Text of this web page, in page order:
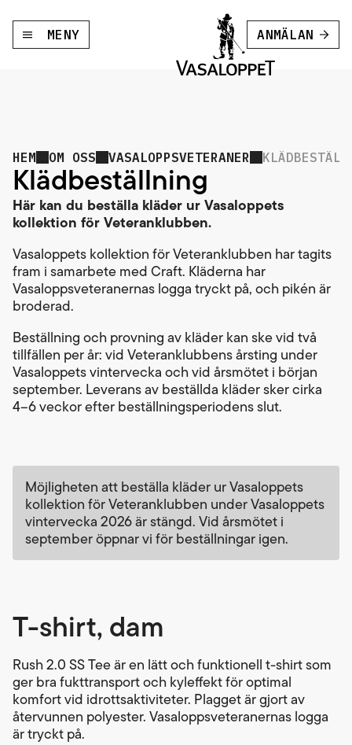
MENY ANMÄLAN
HEM OM OSS VASALOPPSVETERANER
Klädbeställning
Här kan du beställa kläder ur Vasaloppets
kollektion för Veteranklubben.
Vasaloppets kollektion för Veteranklubben har tagits
fram i samarbete med Craft. Kläderna har
Vasaloppsveteranernas logga tryckt på, och pikén är
broderad.
Beställning och provning av kläder kan ske vid två
tillfällen per år: vid Veteranklubbens årsting under
Vasaloppets vintervecka och vid årsmötet i början
september. Leverans av beställda kläder sker cirka
4–6 veckor efter beställningsperiodens slut.
Möjligheten att beställa kläder ur Vasaloppets
kollektion för Veteranklubben under Vasaloppets
vintervecka 2026 är stängd. Vid årsmötet i
september öppnar vi för beställningar igen.
T-shirt, dam
Rush 2.0 SS Tee är en lätt och funktionell t-shirt som
ger bra fukttransport och kyleffekt för optimal
komfort vid idrottsaktiviteter. Plagget är gjort av
återvunnen polyester. Vasaloppsveteranernas logga
är tryckt på.